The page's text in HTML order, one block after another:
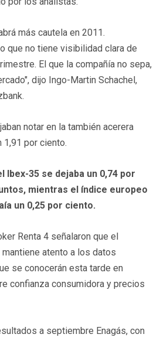
más cautela en 2011.
que no tiene visibilidad clara de
El que la compañía no sepa,
dijo Ingo-Martin Schachel,
notar en la también acerera
1,91 por ciento.
Ibex-35 se dejaba un 0,74 por
mientras el índice europeo
un 0,25 por ciento.
Renta 4 señalaron que el
atento a los datos
se conocerán esta tarde en
confianza consumidora y precios
a septiembre Enagás, con